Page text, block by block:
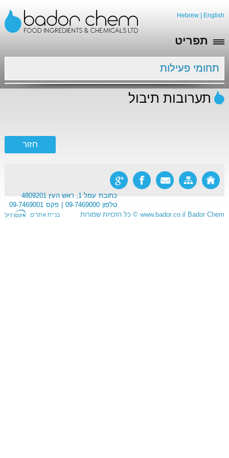
Hebrew English
תפריט
תחומי פעילות
תערובות תיבול
כתובת עמל 1, ראש העין 4809201
טלפון 09-7469000 פקס 09-7469001
Bador Chem
www.bador.co.il
© כל הזכויות שמורות בניית אתרים